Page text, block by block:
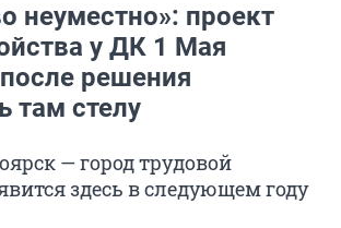
неуместно»: проект
у ДК 1 Мая
решения
там стелу
— город трудовой
здесь в следующем году